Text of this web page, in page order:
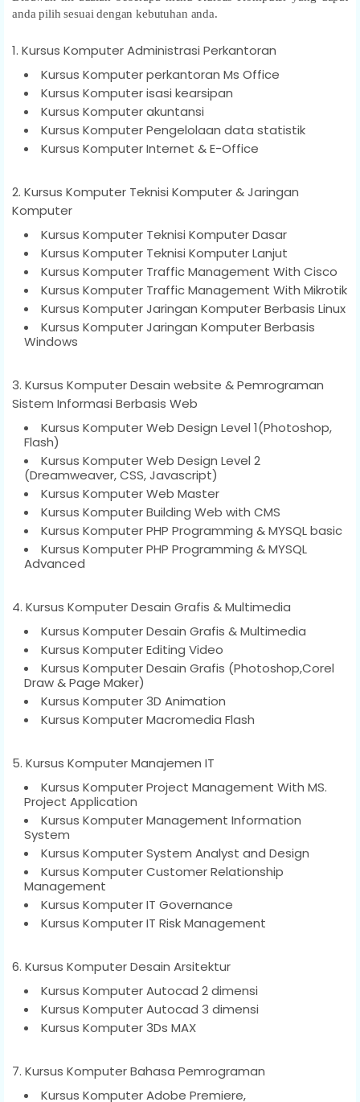
anda pilih sesuai dengan kebutuhan anda.
1. Kursus Komputer Administrasi Perkantoran
Kursus Komputer perkantoran Ms Office
Kursus Komputer isasi kearsipan
Kursus Komputer akuntansi
Kursus Komputer Pengelolaan data statistik
Kursus Komputer Internet & E-Office
2. Kursus Komputer Teknisi Komputer & Jaringan
Komputer
Kursus Komputer Teknisi Komputer Dasar
Kursus Komputer Teknisi Komputer Lanjut
Kursus Komputer Traffic Management With Cisco
Kursus Komputer Traffic Management With Mikrotik
Kursus Komputer Jaringan Komputer Berbasis Linux
Kursus Komputer Jaringan Komputer Berbasis
Windows
3. Kursus Komputer Desain website & Pemrograman
Sistem Informasi Berbasis Web
Kursus Komputer Web Design Level 1(Photoshop,
Flash)
Kursus Komputer Web Design Level 2
(Dreamweaver, CSS, Javascript)
Kursus Komputer Web Master
Kursus Komputer Building Web with CMS
Kursus Komputer PHP Programming & MYSQL basic
Kursus Komputer PHP Programming & MYSQL
Advanced
4. Kursus Komputer Desain Grafis & Multimedia
Kursus Komputer Desain Grafis & Multimedia
Kursus Komputer Editing Video
Kursus Komputer Desain Grafis (Photoshop,Corel
Draw & Page Maker)
Kursus Komputer 3D Animation
Kursus Komputer Macromedia Flash
5. Kursus Komputer Manajemen IT
Kursus Komputer Project Management With MS.
Project Application
Kursus Komputer Management Information
System
Kursus Komputer System Analyst and Design
Kursus Komputer Customer Relationship
Management
Kursus Komputer IT Governance
Kursus Komputer IT Risk Management
6. Kursus Komputer Desain Arsitektur
Kursus Komputer Autocad 2 dimensi
Kursus Komputer Autocad 3 dimensi
Kursus Komputer 3Ds MAX
7. Kursus Komputer Bahasa Pemrograman
Kursus Komputer Adobe Premiere,